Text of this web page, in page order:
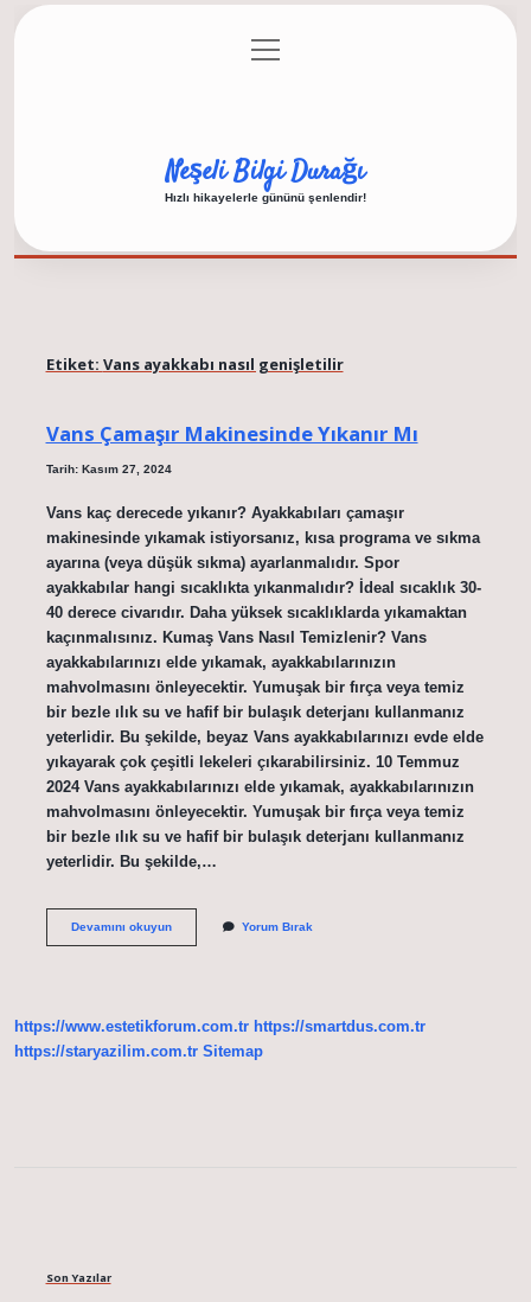
Gizlilik Politikası
menüyü
aç
Neşeli Bilgi Durağı
Hızlı hikayelerle gününü şenlendir!
Etiket: Vans ayakkabı nasıl genişletilir
Vans Çamaşır Makinesinde Yıkanır Mı
Tarih: Kasım 27, 2024
Vans kaç derecede yıkanır? Ayakkabıları çamaşır
makinesinde yıkamak istiyorsanız, kısa programa ve sıkma
ayarına (veya düşük sıkma) ayarlanmalıdır. Spor
ayakkabılar hangi sıcaklıkta yıkanmalıdır? İdeal sıcaklık 30-
40 derece civarıdır. Daha yüksek sıcaklıklarda yıkamaktan
kaçınmalısınız. Kumaş Vans Nasıl Temizlenir? Vans
ayakkabılarınızı elde yıkamak, ayakkabılarınızın
mahvolmasını önleyecektir. Yumuşak bir fırça veya temiz
bir bezle ılık su ve hafif bir bulaşık deterjanı kullanmanız
yeterlidir. Bu şekilde, beyaz Vans ayakkabılarınızı evde elde
yıkayarak çok çeşitli lekeleri çıkarabilirsiniz. 10 Temmuz
2024 Vans ayakkabılarınızı elde yıkamak, ayakkabılarınızın
mahvolmasını önleyecektir. Yumuşak bir fırça veya temiz
bir bezle ılık su ve hafif bir bulaşık deterjanı kullanmanız
yeterlidir. Bu şekilde,…
Devamını okuyunVans
Yorum Bırak
https://www.estetikforum.com.tr https://smartdus.com.tr
https://staryazilim.com.tr Sitemap
Son Yazılar